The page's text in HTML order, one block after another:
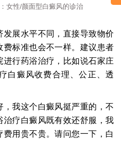
白癜风的诊治
展水平不同，直接导致物价
标准也会不一样。建议患者
行药浴治疗，比如说石家庄
白癜风收费合理、公正、透
我这个白癜风挺严重的，不
疗白癜风既有效还舒服，我
用贵不贵。请问您一下，白